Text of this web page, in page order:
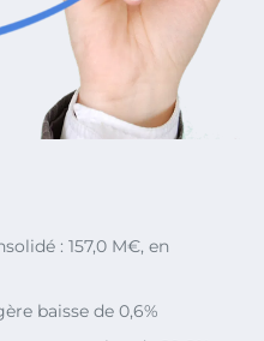
: 157,0 M€, en
baisse de 0,6%